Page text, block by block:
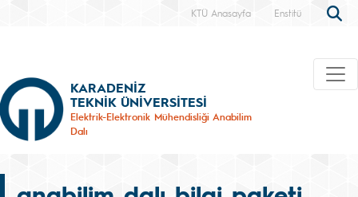
KTÜ Anasayfa Enstitü
KARADENİZ
TEKNİK ÜNİVERSİTESİ
Elektrik-Elektronik Mühendisliği Anabilim
Dalı